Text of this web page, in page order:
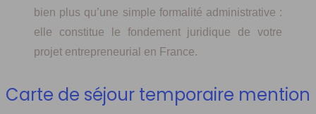
bien plus qu’une simple formalité administrative :
elle constitue le fondement juridique de votre
projet entrepreneurial en France.
Carte de séjour temporaire mention